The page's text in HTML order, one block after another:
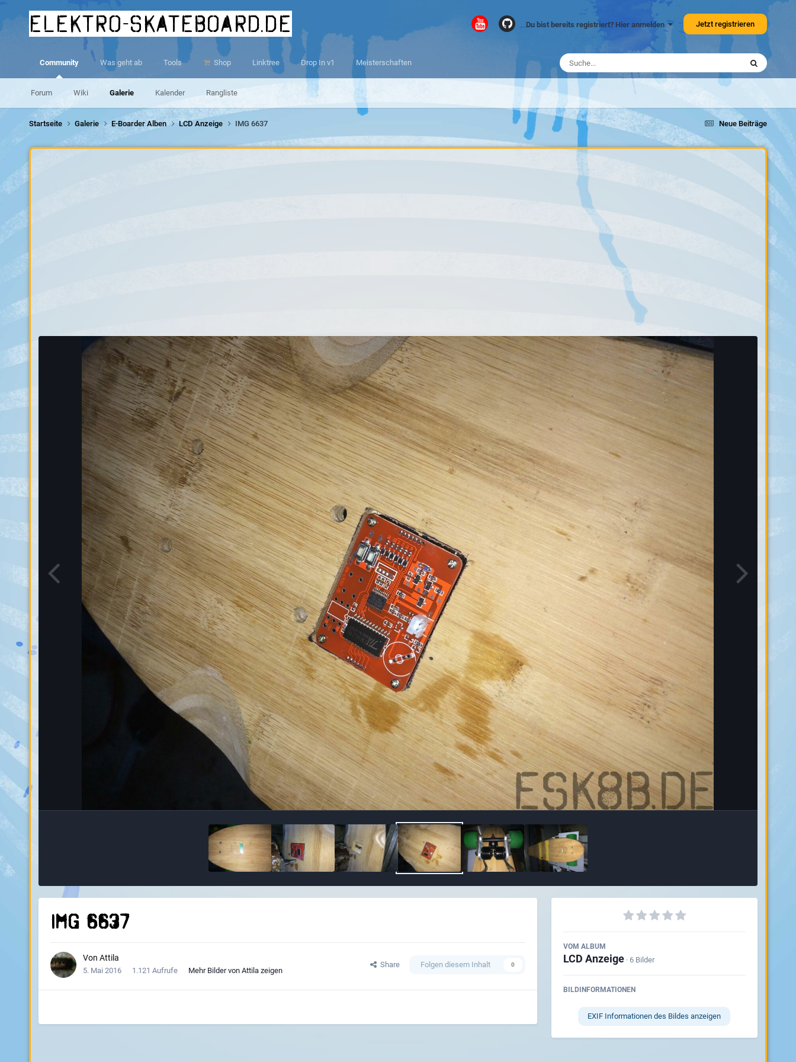
elektro-skateboard.de Du bist bereits registriert? Hier anmelden Jetzt registrieren
Community
Forum Wiki Galerie Kalender Rangliste
Was geht ab Tools Shop Linktree Drop In v1 Meisterschaften
Neue Beiträge
Startseite Galerie E-Boarder Alben LCD Anzeige IMG 6637
IMG 6637
Von Attila
5. Mai 2016 1.121 Aufrufe Mehr Bilder von Attila zeigen
Share Folgen diesem Inhalt 0
VOM ALBUM
LCD Anzeige · 6 Bilder
BILDINFORMATIONEN
EXIF Informationen des Bildes anzeigen